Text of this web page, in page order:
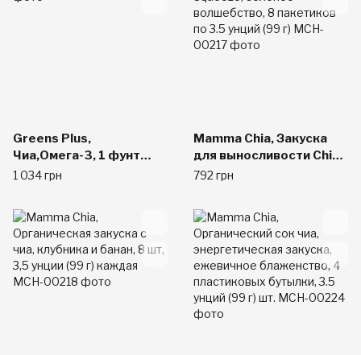
Greens Plus,
Чиа,Омега-3, 1 фунт
(454 г)
1 034 грн
Mamma Chia, Закуска
для выносливости Chia
Squeeze, зеленое
пакетиков по 3.5 унций
(99 г)
792 грн